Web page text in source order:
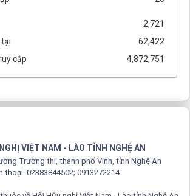
2,721
62,422
cập
4,872,751
VIỆT NAM - LÀO TỈNH NGHỆ AN
Trường thi, thành phố Vinh, tỉnh Nghệ An
thoại: 02383844502; 0913272214.